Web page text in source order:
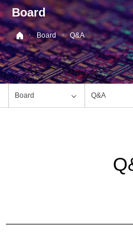
Board
· Board · Q&A
Board Q&A